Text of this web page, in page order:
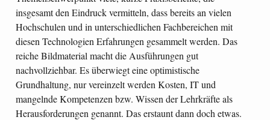
insgesamt den Eindruck vermitteln, dass bereits an vielen
Hochschulen und in unterschiedlichen Fachbereichen mit
diesen Technologien Erfahrungen gesammelt werden. Das
reiche Bildmaterial macht die Ausführungen gut
nachvollziehbar. Es überwiegt eine optimistische
Grundhaltung, nur vereinzelt werden Kosten, IT und
mangelnde Kompetenzen bzw. Wissen der Lehrkräfte als
Herausforderungen genannt. Das erstaunt dann doch etwas.